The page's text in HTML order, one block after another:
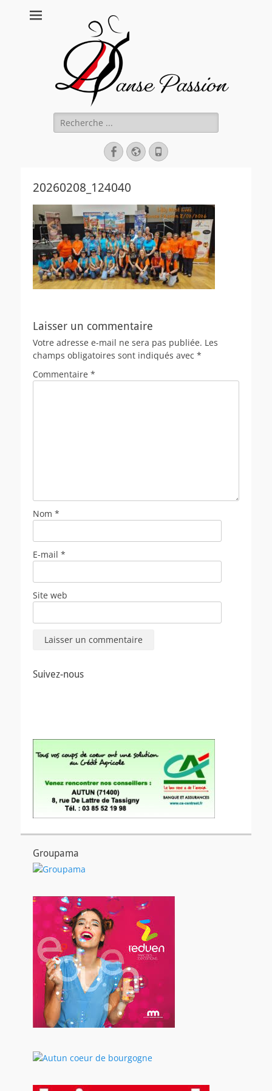
Rechercher :
Facebook
Site
web
Tél
20260208_124040
Laisser un commentaire
Votre adresse e-mail ne sera pas publiée. Les
champs obligatoires sont indiqués avec *
Commentaire *
Nom *
E-mail *
Site web
Suivez-nous
Groupama